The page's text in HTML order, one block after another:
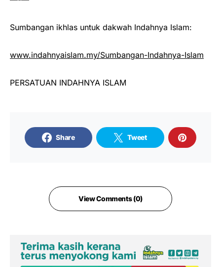
Sumbangan ikhlas untuk dakwah Indahnya Islam:
www.indahnyaislam.my/Sumbangan-Indahnya-Islam
PERSATUAN INDAHNYA ISLAM
Share Tweet
View Comments (0)